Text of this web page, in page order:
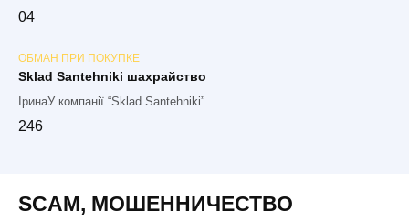
04
ОБМАН ПРИ ПОКУПКЕ
Sklad Santehniki шахрайство
ІринаУ компанії “Sklad Santehniki”
246
SCAM, МОШЕННИЧЕСТВО